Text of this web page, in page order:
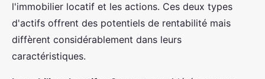
l'immobilier locatif et les actions. Ces deux types
d'actifs offrent des potentiels de rentabilité mais
diffèrent considérablement dans leurs
caractéristiques.